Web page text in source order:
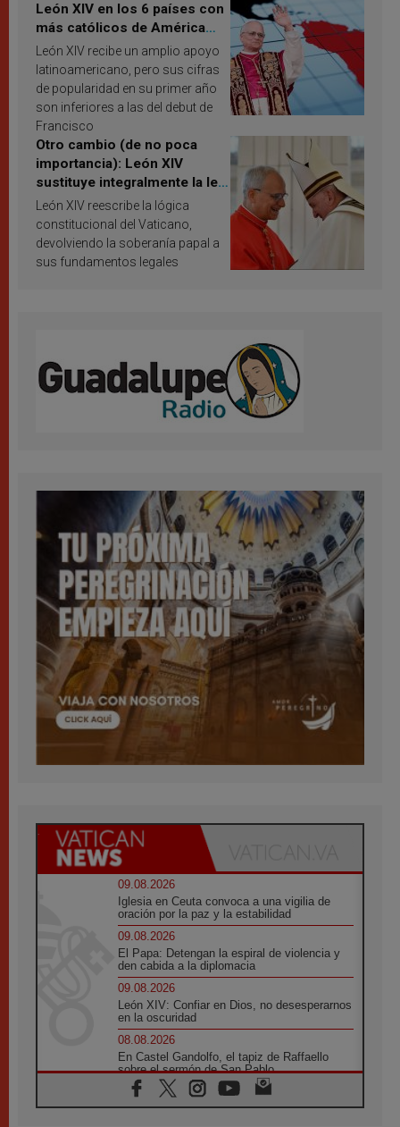
León XIV en los 6 países con
más católicos de América
Latina en 2026? Publican
resultados de investigación
León XIV recibe un amplio apoyo
latinoamericano, pero sus cifras
de popularidad en su primer año
son inferiores a las del debut de
Francisco
Otro cambio (de no poca
importancia): León XIV
sustituye integralmente la ley
vaticana de Papa Francisco
León XIV reescribe la lógica
constitucional del Vaticano,
devolviendo la soberanía papal a
sus fundamentos legales
09.08.2026
Iglesia en Ceuta convoca a una vigilia de
oración por la paz y la estabilidad
09.08.2026
El Papa: Detengan la espiral de violencia y
den cabida a la diplomacia
09.08.2026
León XIV: Confiar en Dios, no desesperarnos
en la oscuridad
08.08.2026
En Castel Gandolfo, el tapiz de Raffaello
sobre el sermón de San Pablo
08.08.2026
En Colombia, «la paz no se compra con una